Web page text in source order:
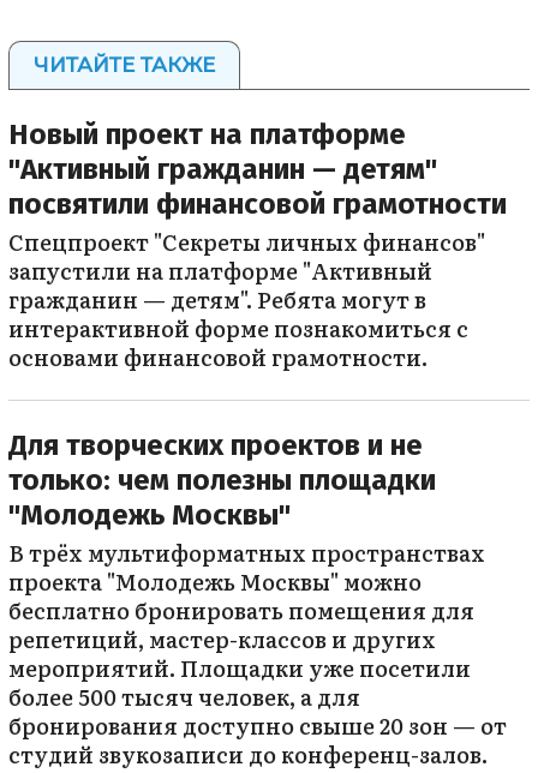
ЧИТАЙТЕ ТАКЖЕ
Новый проект на платформе
"Активный гражданин — детям"
посвятили финансовой грамотности
Спецпроект "Секреты личных финансов"
запустили на платформе "Активный
гражданин — детям". Ребята могут в
интерактивной форме познакомиться с
основами финансовой грамотности.
Для творческих проектов и не
только: чем полезны площадки
"Молодежь Москвы"
В трёх мультиформатных пространствах
проекта "Молодежь Москвы" можно
бесплатно бронировать помещения для
репетиций, мастер-классов и других
мероприятий. Площадки уже посетили
более 500 тысяч человек, а для
бронирования доступно свыше 20 зон — от
студий звукозаписи до конференц-залов.